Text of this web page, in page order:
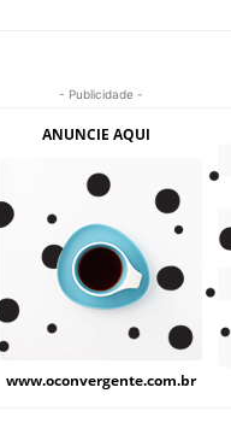
- Publicidade -